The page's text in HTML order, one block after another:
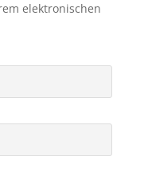
elektronischen